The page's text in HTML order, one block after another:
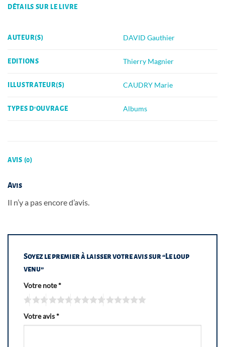
DÉTAILS SUR LE LIVRE
AUTEUR(S) DAVID Gauthier
EDITIONS Thierry Magnier
ILLUSTRATEUR(S) CAUDRY Marie
TYPES D'OUVRAGE Albums
AVIS (0)
Avis
Il n’y a pas encore d’avis.
Soyez le premier à laisser votre avis sur “Le loup
venu”
Votre note*
Votre avis*